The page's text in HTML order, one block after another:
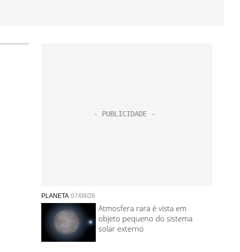
PLANETA 07/08/26
Atmosfera rara é vista em
objeto pequeno do sistema
solar externo